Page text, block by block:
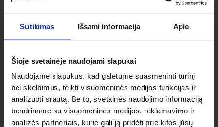
Sutikimas Išsami informacija Apie
Šioje svetainėje naudojami slapukai
Naudojame slapukus, kad galėtume suasmeninti turinį
bei skelbimus, teikti visuomeninės medijos funkcijas ir
analizuoti srautą. Be to, svetainės naudojimo informaciją
bendriname su visuomeninės medijos, reklamavimo ir
analizės partneriais, kurie gali ją pridėti prie kitos jūsų
Ieškai
individualaus
sprendimo?
Susisiek su mumis dėl
nestandartinio produkto aptarimo.